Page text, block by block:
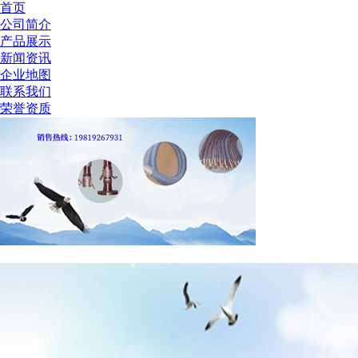
首页
公司简介
产品展示
新闻资讯
企业地图
联系我们
荣誉资质